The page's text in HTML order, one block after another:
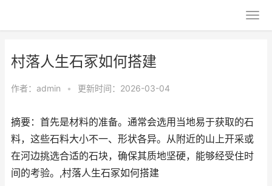
村落人生石冢如何搭建
作者： admin • 更新时间：2026-03-04
摘要：首先是材料的准备。通常会选用当地易于获取的石
料，这些石料大小不一、形状各异。从附近的山上开采或
在河边挑选合适的石块，确保其质地坚硬，能够经受住时
间的考验。,村落人生石冢如何搭建